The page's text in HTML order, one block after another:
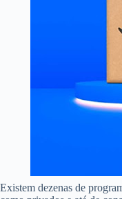
Existem dezenas de